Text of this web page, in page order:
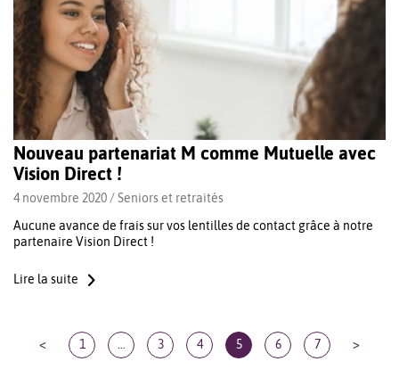
Nouveau partenariat M comme Mutuelle avec
Vision Direct !
4 novembre 2020 /Seniors et retraités
Aucune avance de frais sur vos lentilles de contact grâce à notre
partenaire Vision Direct !
Lire la suite
< 1 3 4 5 6 7 >